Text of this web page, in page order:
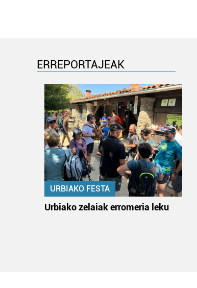
ERREPORTAJEAK
URBIAKO FESTA
Urbiako zelaiak erromeria leku